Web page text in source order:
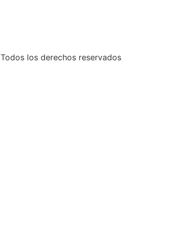
Todos los derechos reservados